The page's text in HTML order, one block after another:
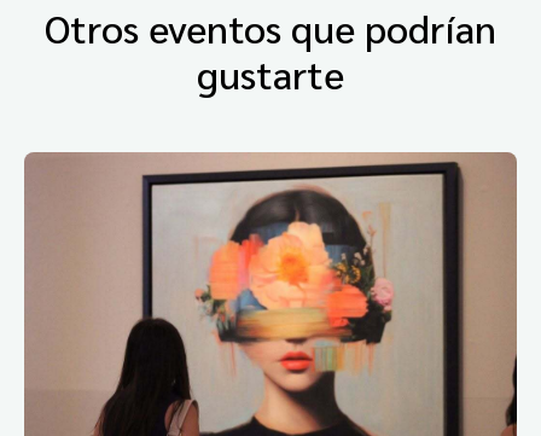
Otros eventos que podrían
gustarte